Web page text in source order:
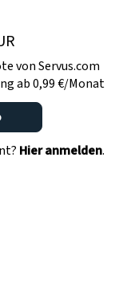
von Servus.com
ab 0,99 €/Monat
Hier anmelden.